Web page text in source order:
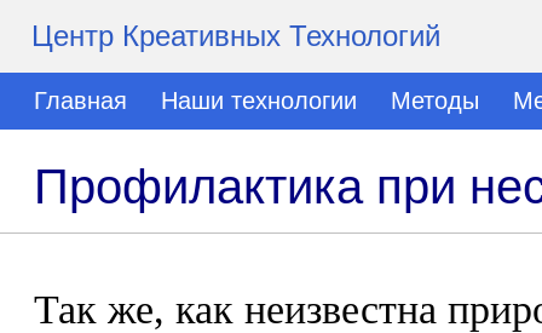
Центр Креативных Технологий
Главная Наши технологии Методы
Профилактика при
Так же, как неизвестна